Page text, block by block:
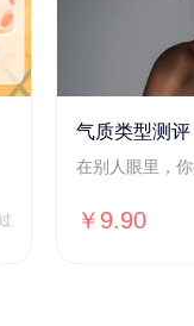
气质类型测评
在别人眼里，
￥9.90